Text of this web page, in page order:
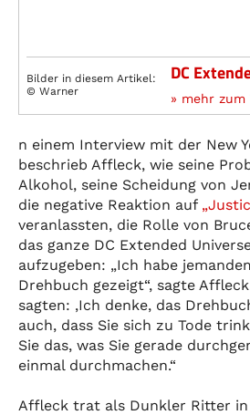
Bilder in diesem Artikel:
© Warner
DC
» mehr zum
n einem Interview mit der New
beschrieb Affleck, wie seine
Alkohol, seine Scheidung von
die negative Reaktion auf
veranlassten, die Rolle von
das ganze DC Extended
aufzugeben: „Ich habe
Drehbuch gezeigt“, sagte
sagten: ‚Ich denke, das
auch, dass Sie sich zu Tode
Sie das, was Sie gerade
einmal durchmachen.“
Affleck trat als Dunkler Ritter in